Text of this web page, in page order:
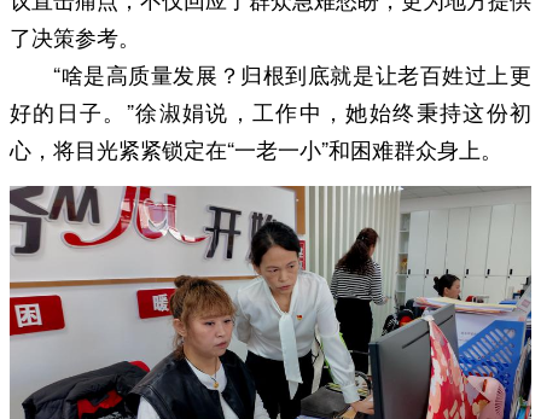
了决策参考。
“啥是高质量发展？归根到底就是让老百姓过上更
好的日子。”徐淑娟说，工作中，她始终秉持这份初
心，将目光紧紧锁定在“一老一小”和困难群众身上。